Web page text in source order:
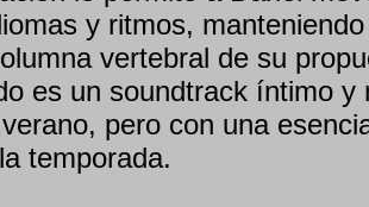
y ritmos,
vertebral de su
es un soundtrack íntimo y
pero con una
temporada.